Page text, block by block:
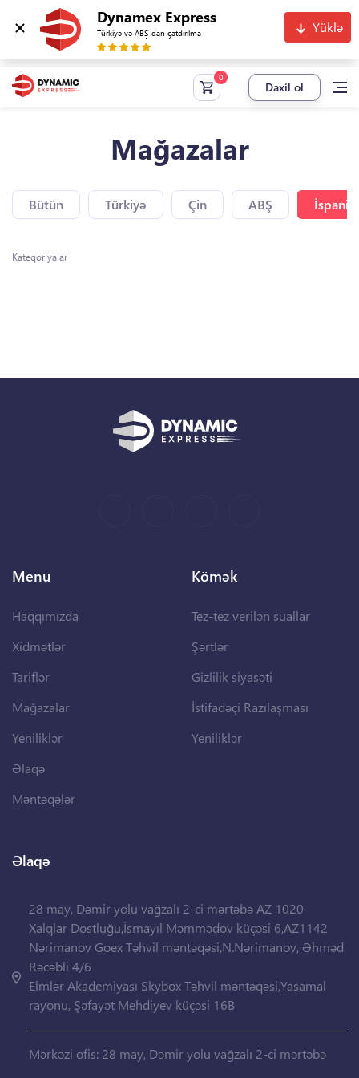
Dynamex Express
Türkiyə və ABŞ-dan çatdırılma Yüklə
Daxil ol
Mağazalar
Bütün Türkiyə Çin ABŞ
Kateqoriyalar
Menu
Haqqımızda
Xidmətlər
Tariflər
Mağazalar
Yeniliklər
Əlaqə
Məntəqələr
Kömək
Tez-tez verilən suallar
Şərtlər
Gizlilik siyasəti
İstifadəçi Razılaşması
Yeniliklər
Əlaqə
28 may, Dəmir yolu vağzalı 2-ci mərtəbə AZ 1020
Xalqlar Dostluğu,İsmayıl Məmmədov küçəsi 6,AZ1142
Nərimanov Goex Təhvil məntəqəsi,N.Nərimanov, Əhməd
Rəcəbli 4/6
Elmlər Akademiyası Skybox Təhvil məntəqəsi,Yasamal
rayonu, Şəfayət Mehdiyev küçəsi 16B
Mərkəzi ofis: 28 may, Dəmir yolu vağzalı 2-ci mərtəbə